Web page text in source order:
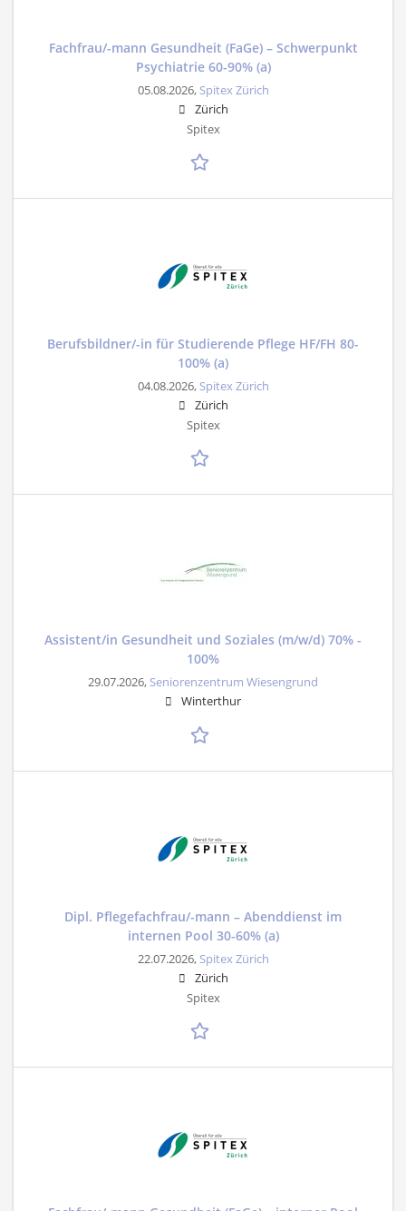
Fachfrau/-mann Gesundheit (FaGe) – Schwerpunkt
Psychiatrie 60-90% (a)
05.08.2026, Spitex Zürich
Zürich
Spitex
Berufsbildner/-in für Studierende Pflege HF/FH 80-
100% (a)
04.08.2026, Spitex Zürich
Zürich
Spitex
Assistent/in Gesundheit und Soziales (m/w/d) 70% -
100%
29.07.2026, Seniorenzentrum Wiesengrund
Winterthur
Dipl. Pflegefachfrau/-mann – Abenddienst im
internen Pool 30-60% (a)
22.07.2026, Spitex Zürich
Zürich
Spitex